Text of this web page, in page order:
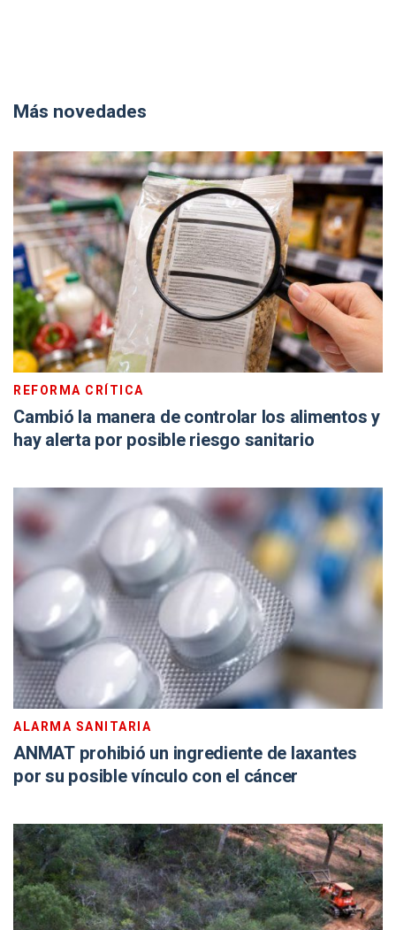
Más novedades
REFORMA CRÍTICA
Cambió la manera de controlar los alimentos y
hay alerta por posible riesgo sanitario
ALARMA SANITARIA
ANMAT prohibió un ingrediente de laxantes
por su posible vínculo con el cáncer